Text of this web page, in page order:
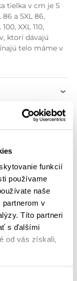
funkcií
používame
naše
partnerom v
Títo partneri
s ďalšími
od vás získali,
tielka v cm je S
86 a 5XL 86,
XXL 110,
ktorí dávajú
telo máme v